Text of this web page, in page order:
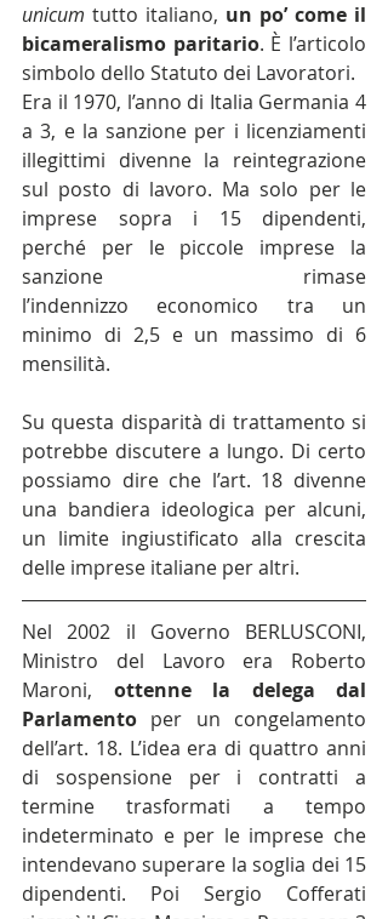
unicum tutto italiano, un po’ come il
bicameralismo paritario. È l’articolo
simbolo dello Statuto dei Lavoratori.
Era il 1970, l’anno di Italia Germania 4
a 3, e la sanzione per i licenziamenti
illegittimi divenne la reintegrazione
sul posto di lavoro. Ma solo per le
imprese sopra i 15 dipendenti,
perché per le piccole imprese la
sanzione rimase
l’indennizzo economico tra un
minimo di 2,5 e un massimo di 6
mensilità.
Su questa disparità di trattamento si
potrebbe discutere a lungo. Di certo
possiamo dire che l’art. 18 divenne
una bandiera ideologica per alcuni,
un limite ingiustificato alla crescita
delle imprese italiane per altri.
Nel 2002 il Governo BERLUSCONI,
Ministro del Lavoro era Roberto
Maroni, ottenne la delega dal
Parlamento per un congelamento
dell’art. 18. L’idea era di quattro anni
di sospensione per i contratti a
termine trasformati a tempo
indeterminato e per le imprese che
intendevano superare la soglia dei 15
dipendenti. Poi Sergio Cofferati